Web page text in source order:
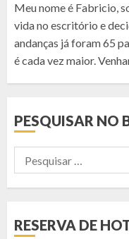
Meu nome é Fabricio,
vida no escritório e
andanças já foram 65
é cada vez maior.
PESQUISAR NO
Pesquisar
por:
RESERVA DE